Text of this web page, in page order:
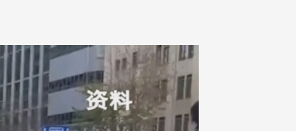
国际足球 网球 综合体育 亚冬会